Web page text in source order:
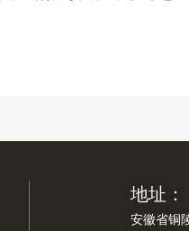
地址：
安徽省铜